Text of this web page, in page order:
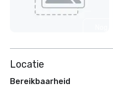
Locatie
Bereikbaarheid